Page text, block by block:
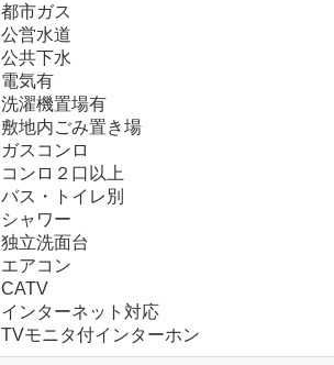
都市ガス
公営水道
公共下水
電気有
洗濯機置場有
敷地内ごみ置き場
ガスコンロ
コンロ２口以上
バス・トイレ別
シャワー
独立洗面台
エアコン
CATV
インターネット対応
TVモニタ付インターホン